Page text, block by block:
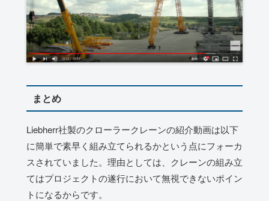
まとめ
Liebherr社製のクローラークレーンの紹介動画は以下
に簡単で素早く組み立てられるかという点にフォーカ
スされていました。理由としては、クレーンの組み立
てはプロジェクトの遂行において無視できないポイン
トになるからです。